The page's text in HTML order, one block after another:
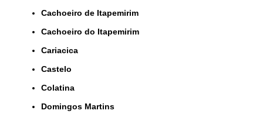
Cachoeiro de Itapemirim
Cachoeiro do Itapemirim
Cariacica
Castelo
Colatina
Domingos Martins